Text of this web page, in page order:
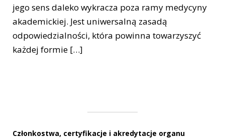
jego sens daleko wykracza poza ramy medycyny
akademickiej. Jest uniwersalną zasadą
odpowiedzialności, która powinna towarzyszyć
każdej formie […]
Członkostwa, certyfikacje i akredytacje organu